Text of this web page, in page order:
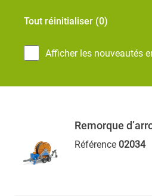
Afficher les nouveautés
Tout réinitialiser (0)
Remorque
Référence 02034